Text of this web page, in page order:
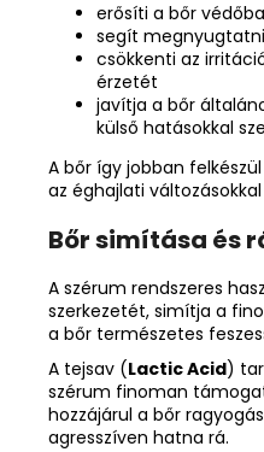
erősíti a bőr
segít
csökkenti az
érzetét
javítja a bőr
külső hatásokkal
A bőr így jobban
az éghajlati
Bőr simítása és
A szérum rendszeres
szerkezetét, simítja a
a bőr természetes
A tejsav (Lactic Acid)
szérum finoman
hozzájárul a bőr
agresszíven hatna rá.